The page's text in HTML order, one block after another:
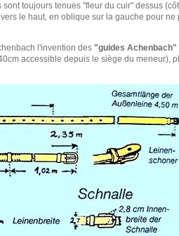
toujours tenues "fleur du cuir" dessus
le haut, en oblique sur la gauche pour ne
l'invention des "guides Achenbach"
accessible depuis le siège du meneur),